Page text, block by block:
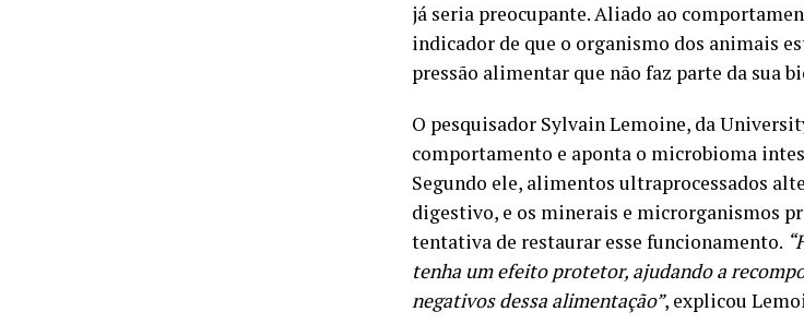
já seria preocupante. Aliado ao
indicador de que o organismo dos animais
pressão alimentar que não faz parte da sua
O pesquisador Sylvain Lemoine, da
comportamento e aponta o microbioma
Segundo ele, alimentos ultraprocessados
digestivo, e os minerais e microrganismos
tentativa de restaurar esse funcionamento.
tenha um efeito protetor, ajudando a
negativos dessa alimentação”, explicou